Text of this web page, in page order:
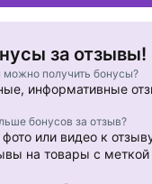
с детьми старшего
за отзывы!
можно получить бонусы?
информативные
бонусов за отзыв?
или видео к
на товары с